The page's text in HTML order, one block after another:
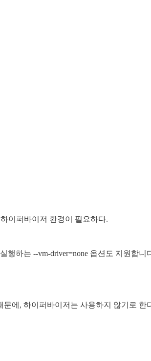
이퍼바이저 환경이 필요하다.
행하는 --vm-driver=none 옵션도 지원합
문에, 하이퍼바이저는 사용하지 않기로 한